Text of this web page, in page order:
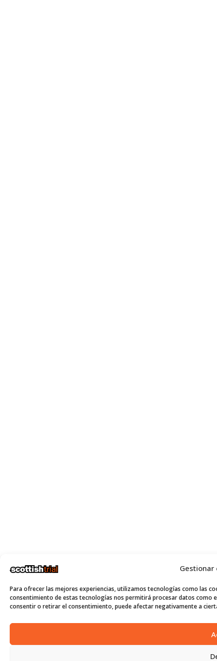
Para ofrecer las mejores experiencias, utilizamos tecnologías como las
consentimiento de estas tecnologías nos permitirá procesar datos como
consentir o retirar el consentimiento, puede afectar negativamente a